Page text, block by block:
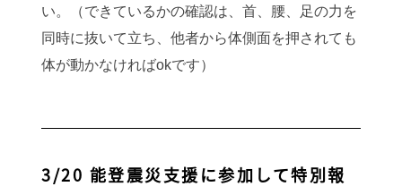
い。（できているかの確認は、首、腰、足の力を
同時に抜いて立ち、他者から体側面を押されても
体が動かなければokです）
3/20 能登震災支援に参加して特別報